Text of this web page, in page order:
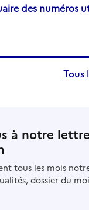
des numéros
Tous
à notre lettre
tous les mois
dossier du